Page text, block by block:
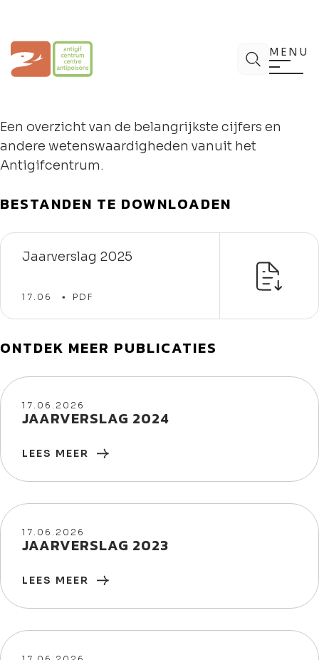
inhoud
Antigifcentrum ZoekMENU
Een overzicht van de belangrijkste cijfers en
andere wetenswaardigheden vanuit het
Antigifcentrum.
BESTANDEN TE DOWNLOADEN
Jaarverslag 2025
17.06 PDF
ONTDEK MEER PUBLICATIES
17/06/2026
17.06.2026
JAARVERSLAG 2024
LEES MEER
17/06/2026
17.06.2026
JAARVERSLAG 2023
LEES MEER